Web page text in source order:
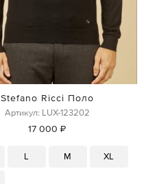
Stefano Ricci Поло
Артикул: LUX-123202
17 000 ₽
L M XL